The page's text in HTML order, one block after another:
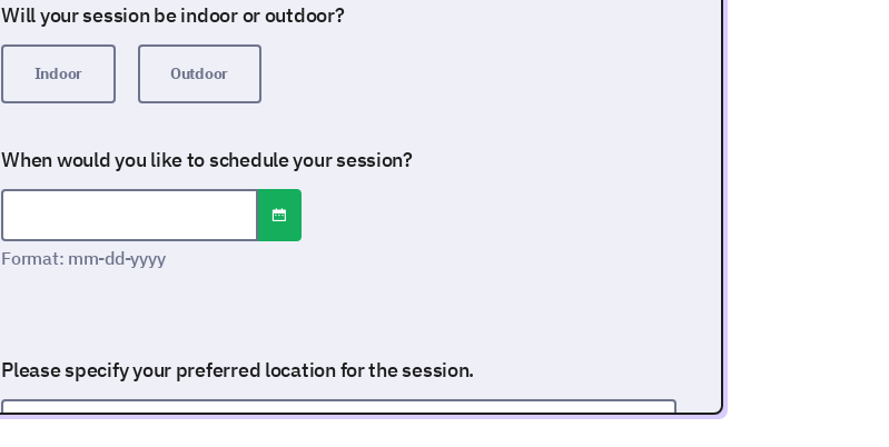
Will your session be indoor or outdoor?
Indoor Outdoor
When would you like to schedule your session?
Date format: mm-dd-yyyy
Open date/time selector
Format: mm-dd-yyyy
Please specify your preferred location for the session.